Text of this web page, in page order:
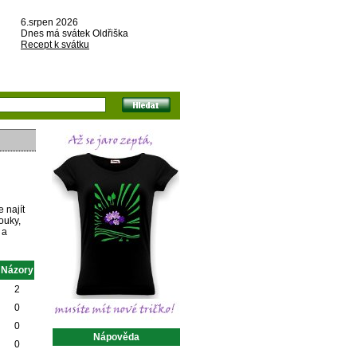
6.srpen 2026
Dnes má svátek Oldřiška
Recept k svátku
najít
a
Názory
2
0
0
0
Nápověda